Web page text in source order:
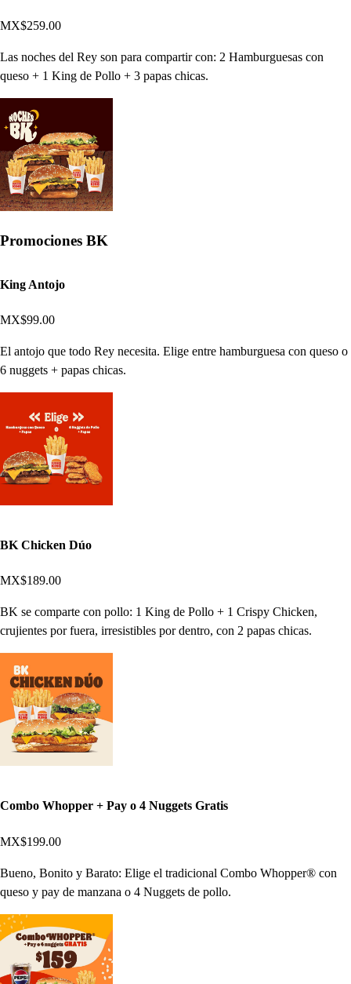
MX$259.00
Las noches del Rey son para compartir con: 2 Hamburguesas con
queso + 1 King de Pollo + 3 papas chicas.
Promociones BK
King Antojo
MX$99.00
El antojo que todo Rey necesita. Elige entre hamburguesa con queso o
6 nuggets + papas chicas.
BK Chicken Dúo
MX$189.00
BK se comparte con pollo: 1 King de Pollo + 1 Crispy Chicken,
crujientes por fuera, irresistibles por dentro, con 2 papas chicas.
Combo Whopper + Pay o 4 Nuggets Gratis
MX$199.00
Bueno, Bonito y Barato: Elige el tradicional Combo Whopper® con
queso y pay de manzana o 4 Nuggets de pollo.